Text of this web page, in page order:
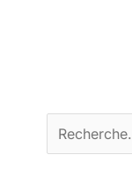
Rechercher